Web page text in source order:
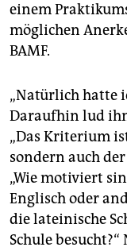
einem
möglichen
BAMF.
„Natürlich hatte
Daraufhin lud
„Das Kriterium
sondern auch
„Wie motiviert
Englisch oder
die lateinische
Schule